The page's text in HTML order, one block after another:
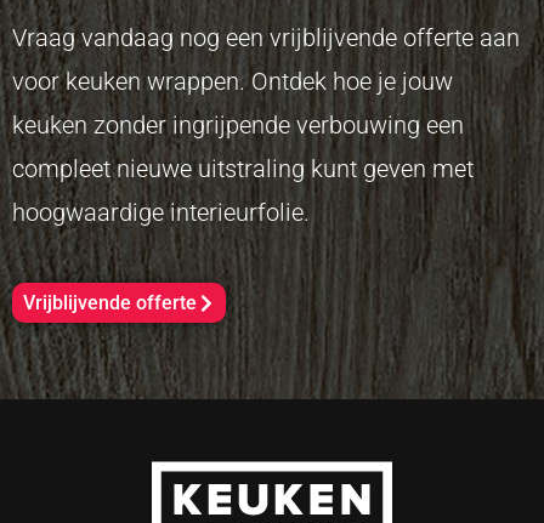
Vraag vandaag nog een vrijblijvende offerte aan
voor keuken wrappen. Ontdek hoe je jouw
keuken zonder ingrijpende verbouwing een
compleet nieuwe uitstraling kunt geven met
hoogwaardige interieurfolie.
Vrijblijvende offerte